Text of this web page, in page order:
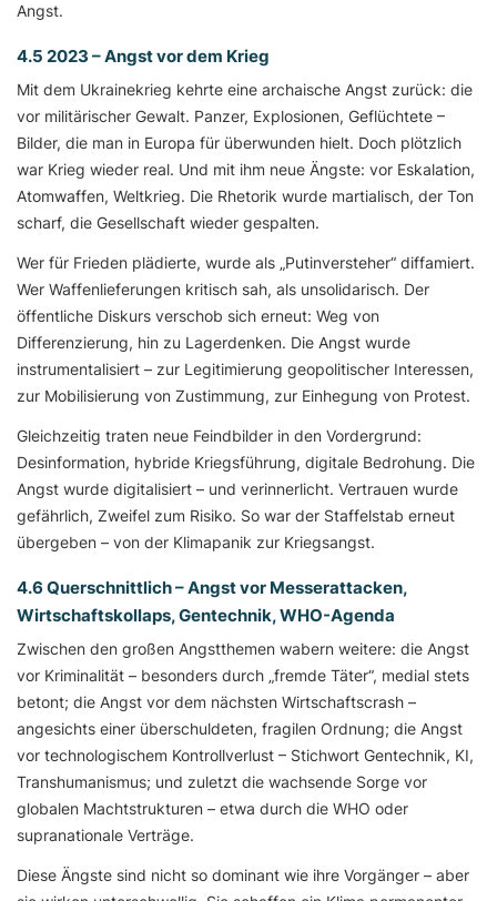
Angst.
4.5 2023 – Angst vor dem Krieg
Mit dem Ukrainekrieg kehrte eine archaische Angst zurück: die
vor militärischer Gewalt. Panzer, Explosionen, Geflüchtete –
Bilder, die man in Europa für überwunden hielt. Doch plötzlich
war Krieg wieder real. Und mit ihm neue Ängste: vor Eskalation,
Atomwaffen, Weltkrieg. Die Rhetorik wurde martialisch, der Ton
scharf, die Gesellschaft wieder gespalten.
Wer für Frieden plädierte, wurde als „Putinversteher“ diffamiert.
Wer Waffenlieferungen kritisch sah, als unsolidarisch. Der
öffentliche Diskurs verschob sich erneut: Weg von
Differenzierung, hin zu Lagerdenken. Die Angst wurde
instrumentalisiert – zur Legitimierung geopolitischer Interessen,
zur Mobilisierung von Zustimmung, zur Einhegung von Protest.
Gleichzeitig traten neue Feindbilder in den Vordergrund:
Desinformation, hybride Kriegsführung, digitale Bedrohung. Die
Angst wurde digitalisiert – und verinnerlicht. Vertrauen wurde
gefährlich, Zweifel zum Risiko. So war der Staffelstab erneut
übergeben – von der Klimapanik zur Kriegsangst.
4.6 Querschnittlich – Angst vor Messerattacken,
Wirtschaftskollaps, Gentechnik, WHO-Agenda
Zwischen den großen Angstthemen wabern weitere: die Angst
vor Kriminalität – besonders durch „fremde Täter“, medial stets
betont; die Angst vor dem nächsten Wirtschaftscrash –
angesichts einer überschuldeten, fragilen Ordnung; die Angst
vor technologischem Kontrollverlust – Stichwort Gentechnik, KI,
Transhumanismus; und zuletzt die wachsende Sorge vor
globalen Machtstrukturen – etwa durch die WHO oder
supranationale Verträge.
Diese Ängste sind nicht so dominant wie ihre Vorgänger – aber